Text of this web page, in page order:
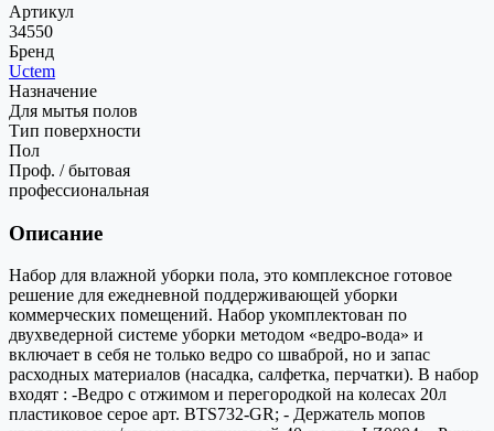
Артикул
34550
Бренд
Uctem
Назначение
Для мытья полов
Тип поверхности
Пол
Проф. / бытовая
профессиональная
Описание
Набор для влажной уборки пола, это комплексное готовое
решение для ежедневной поддерживающей уборки
коммерческих помещений. Набор укомплектован по
двухведерной системе уборки методом «ведро-вода» и
включает в себя не только ведро со шваброй, но и запас
расходных материалов (насадка, салфетка, перчатки). В набор
входят : -Ведро с отжимом и перегородкой на колесах 20л
пластиковое серое арт. BTS732-GR; - Держатель мопов